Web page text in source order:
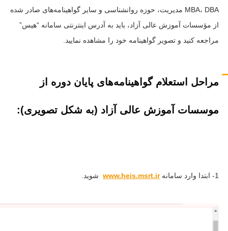
MBA، DBA مدیریت، حوزه روانشناسی و سایر گواهینامه‌های صادر شده
از مؤسسات آموزش عالی آزاد، باید به آدرس اینترنتی سامانه “هیس”
مراجعه کنید و تصویر گواهینامه خود را مشاهده نمایید.
مراحل استعلام گواهینامه‌های پایان دوره از
موسسات آموزش عالی آزاد (به شکل تصویری):
1- ابتدا وارد سامانه www.heis.msrt.ir شوید.